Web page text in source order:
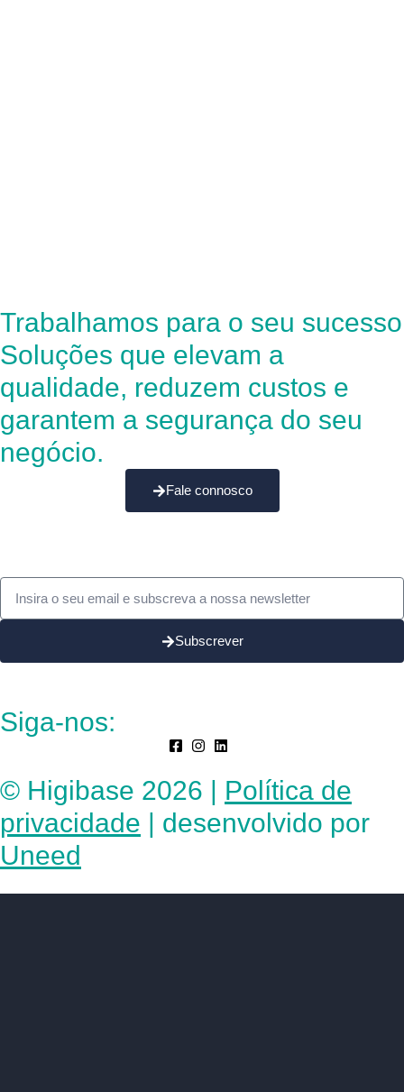
Trabalhamos para o seu sucesso
Soluções que elevam a
qualidade, reduzem custos e
garantem a segurança do seu
negócio.
Fale connosco
Subscrever
Siga-nos:
© Higibase 2026 | Política de
privacidade | desenvolvido por
Uneed